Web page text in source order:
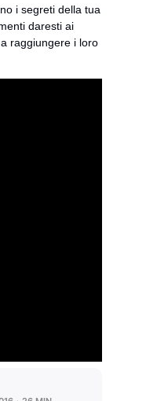
i segreti della tua
daresti ai
raggiungere i loro